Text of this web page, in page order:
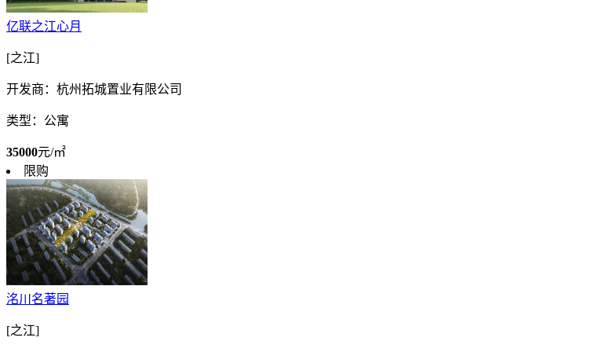
亿联之江心月
[之江]
开发商：杭州拓城置业有限公司
类型：公寓
35000元/㎡
限购
洺川名著园
[之江]